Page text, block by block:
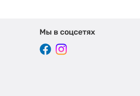
Мы в соцсетях